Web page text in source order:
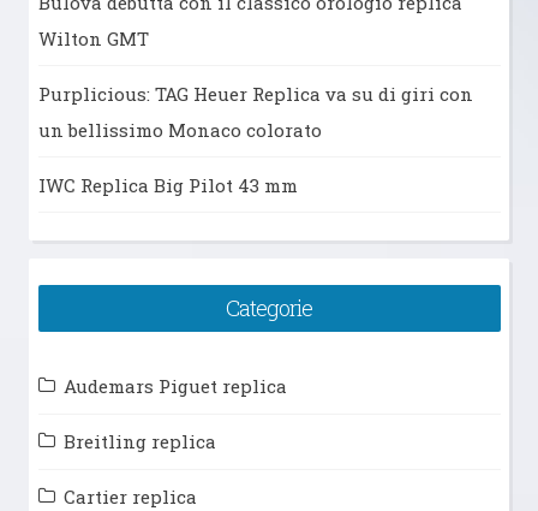
Wilton GMT
Purplicious: TAG Heuer Replica va su di giri con
un bellissimo Monaco colorato
IWC Replica Big Pilot 43 mm
Categorie
Audemars Piguet replica
Breitling replica
Cartier replica